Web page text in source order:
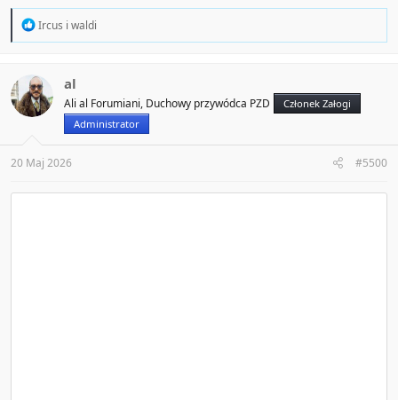
R
t
i
o
Ircus i waldi
al
Ali al Forumiani, Duchowy przywódca PZD
Członek Załogi
Administrator
20 Maj 2026 #5500